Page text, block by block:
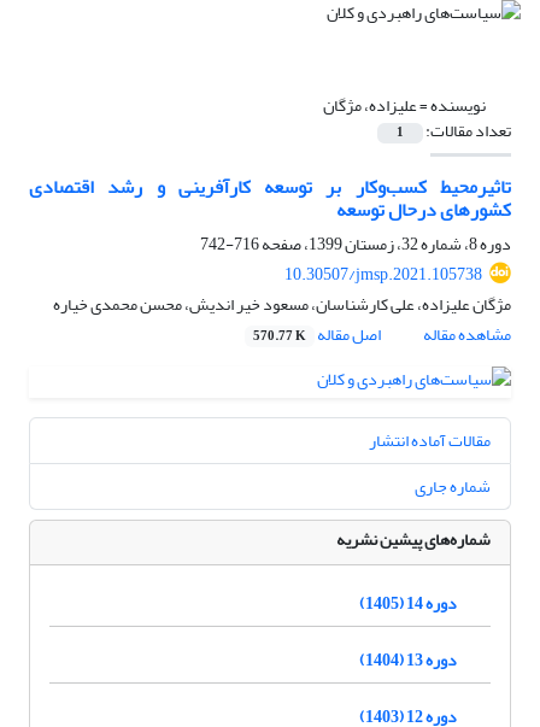
نویسنده =علیزاده، مژگان
تعداد مقالات: 1
تاثیرمحیط کسب‌وکار بر توسعه کارآفرینی و رشد اقتصادی
کشورهای درحال توسعه
دوره 8، شماره 32، زمستان 1399، صفحه
716-742
10.30507/jmsp.2021.105738
مژگان علیزاده، علی کارشناسان، مسعود خیر اندیش، محسن محمدی خیاره
مشاهده مقاله
اصل مقاله 570.77 K
مقالات آماده انتشار
شماره جاری
شماره‌های پیشین نشریه
دوره 14 (1405)
دوره 13 (1404)
دوره 12 (1403)